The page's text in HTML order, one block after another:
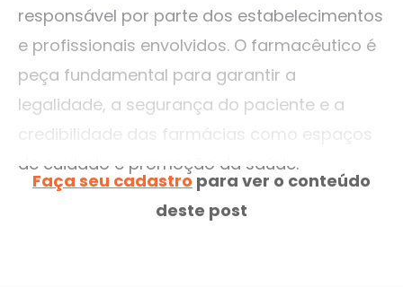
responsável por parte dos estabelecimentos
e profissionais envolvidos. O farmacêutico é
peça fundamental para garantir a
legalidade, a segurança do paciente e a
credibilidade das farmácias como espaços
de cuidado e promoção da saúde.
Faça seu cadastro para ver o conteúdo
deste post